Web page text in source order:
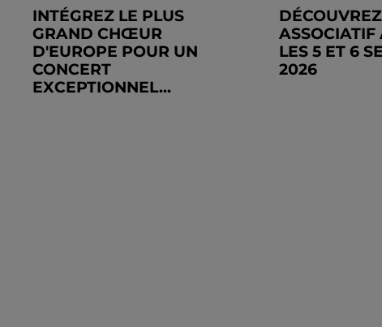
INTÉGREZ LE PLUS
GRAND CHŒUR
D'EUROPE POUR UN
CONCERT
EXCEPTIONNEL...
ASSOCIATIF
LES 5 ET 6
2026